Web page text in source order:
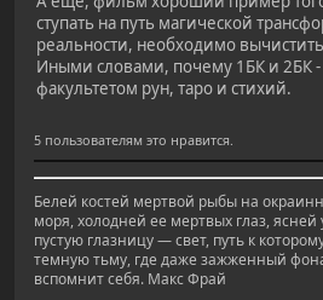
ступать на путь магической
реальности, необходимо
Иными словами, почему 1БК и 2БК
факультетом рун, таро и стихий.
5 пользователям это нравится.
Белей костей мертвой рыбы на
моря, холодней ее мертвых глаз, ясней
пустую глазницу — свет, путь к
темную тьму, где даже зажженный
вспомнит себя. Макс Фрай